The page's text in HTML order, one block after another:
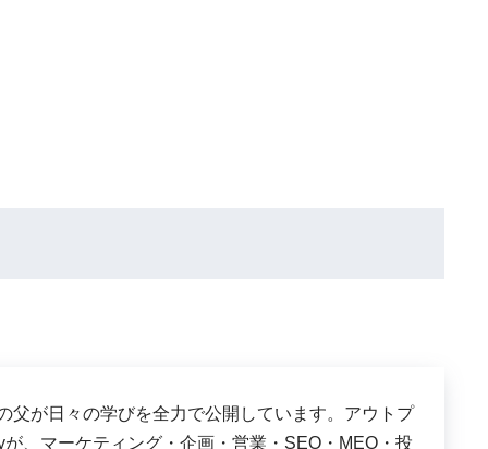
父が日々の学びを全力で公開しています。アウトプ
、マーケティング・企画・営業・SEO・MEO・投